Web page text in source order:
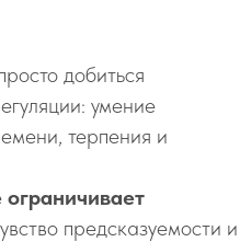
добиться
умение
терпения и
предсказуемости и